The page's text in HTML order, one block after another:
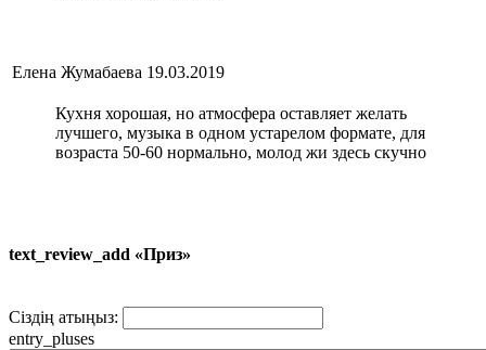
Елена Жумабаева 19.03.2019
Кухня хорошая, но атмосфера оставляет желать
лучшего, музыка в одном устарелом формате, для
возраста 50-60 нормально, молод жи здесь скучно
text_review_add «Приз»
Сіздің атыңыз:
entry_pluses